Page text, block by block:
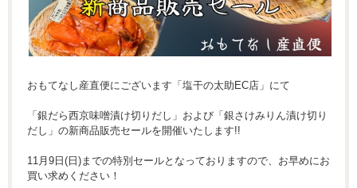
おもてなし産直便にございます「塩干の太助EC店」にて
「銀だら西京味噌漬け切りだし」および「銀さけみりん漬け切り
だし」の新商品販売セールを開催いたします!!
11月9日(日)までの特別セールとなっておりますので、お早めにお
買い求めください！